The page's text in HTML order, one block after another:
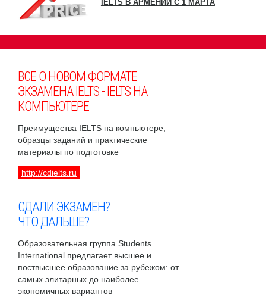
IELTS В АРМЕНИИ С 1 МАРТА
ВСЕ О НОВОМ ФОРМАТЕ
ЭКЗАМЕНА IELTS - IELTS НА
КОМПЬЮТЕРЕ
Преимущества IELTS на компьютере,
образцы заданий и практические
материалы по подготовке
http://cdielts.ru
СДАЛИ ЭКЗАМЕН?
ЧТО ДАЛЬШЕ?
Образовательная группа Students
International предлагает высшее и
поствысшее образование за рубежом: от
самых элитарных до наиболее
экономичных вариантов